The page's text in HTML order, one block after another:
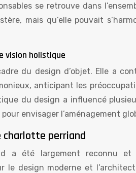
se retrouve dans
mais qu’elle pouvait
vision holistique
du design d’objet. Elle a
anticipant les
du design a influencé
envisager l’aménagement
charlotte perriand
a été largement reconnu et
le design moderne et